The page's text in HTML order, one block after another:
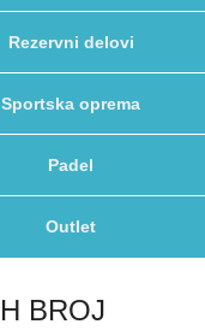
Rezervni delovi
Sportska oprema
Padel
Outlet
BROJ